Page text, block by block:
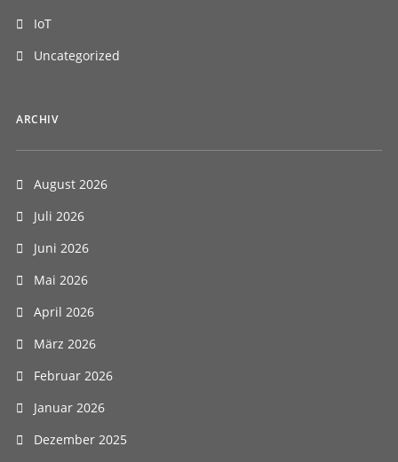
IoT
Uncategorized
ARCHIV
August 2026
Juli 2026
Juni 2026
Mai 2026
April 2026
März 2026
Februar 2026
Januar 2026
Dezember 2025